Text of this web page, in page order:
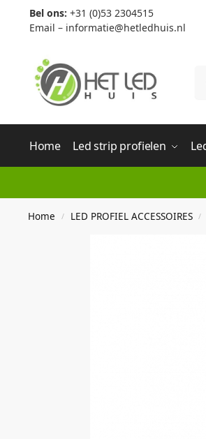
Bel ons: +31 (0)53 2304515
Email – informatie@hetledhuis.nl
Home Led strip profielen
Home / LED PROFIEL ACCESSOIRES /